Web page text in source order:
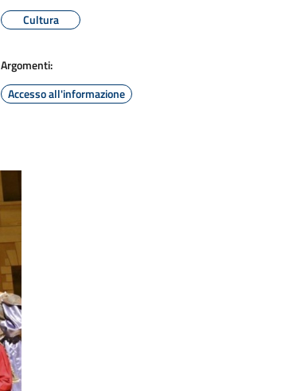
Cultura
Argomenti:
Accesso all'informazione